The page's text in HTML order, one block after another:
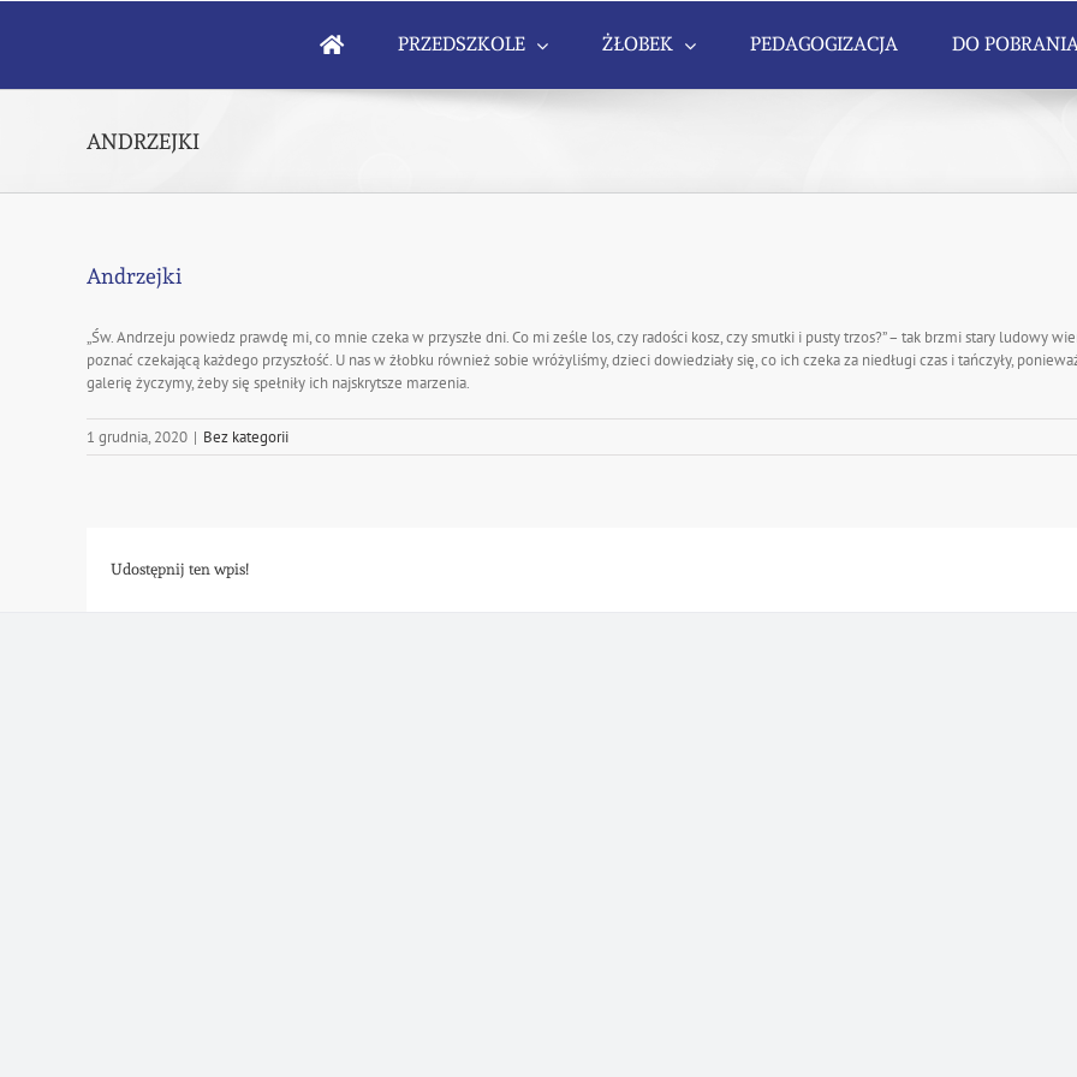
PRZEDSZKOLE ŻŁOBEK PEDAGOGIZACJA DO
ANDRZEJKI
Andrzejki
„Św. Andrzeju powiedz prawdę mi, co mnie czeka w przyszłe dni. Co mi ześle los, czy radości kosz, czy smutki i pusty trzos?” – tak brzmi stary ludowy
poznać czekającą każdego przyszłość. U nas w żłobku również sobie wróżyliśmy, dzieci dowiedziały się, co ich czeka za niedługi czas i tańczyły,
galerię życzymy, żeby się spełniły ich najskrytsze marzenia.
1 grudnia, 2020 | Bez kategorii
Udostępnij ten wpis!